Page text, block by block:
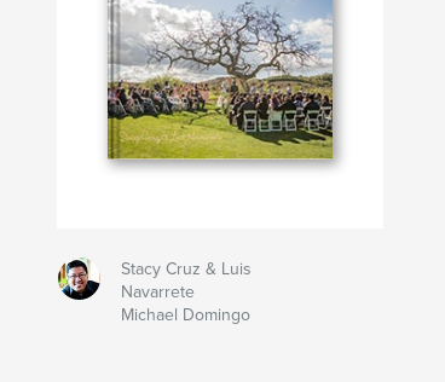
Stacy Cruz & Luis
Navarrete
Michael Domingo